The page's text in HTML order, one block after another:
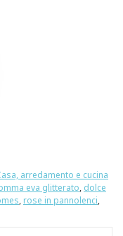
arredamento e cucina
eva glitterato, dolce
, rose in pannolenci,